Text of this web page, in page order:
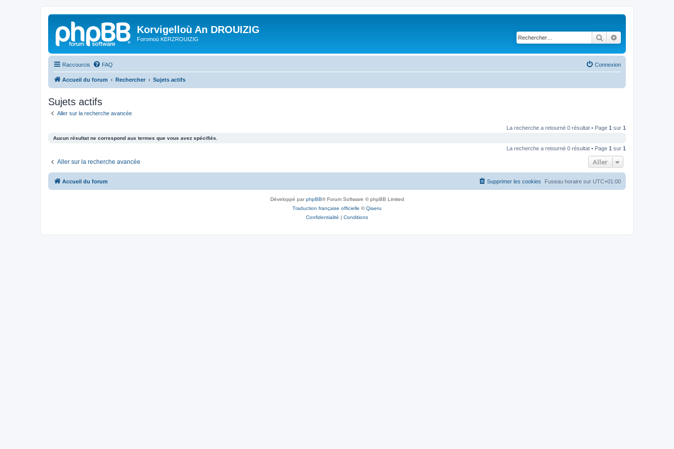
Korvigelloù An DROUIZIG
Foromoù KERZROUIZIG Rechercher
Raccourcis FAQ Connexion
Accueil du forum Rechercher Sujets actifs
Sujets actifs
Aller sur la recherche avancée
La recherche a retourné 0 résultat • Page 1 sur 1
Aucun résultat ne correspond aux termes que vous avez spécifiés.
La recherche a retourné 0 résultat • Page 1 sur 1
Aller sur la recherche avancée Aller
Accueil du forum Fuseau horaire sur UTC+01:00
Supprimer les cookies
Développé parphpBB® Forum Software © phpBB Limited
Traduction française officielle ©Qiaeru
Confidentialité | Conditions